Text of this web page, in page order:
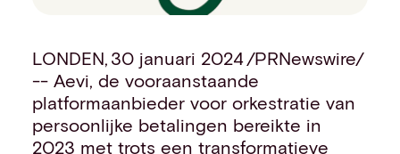
Contact info
LONDEN, 30 januari 2024 /PRNewswire/
-- Aevi, de vooraanstaande
platformaanbieder voor orkestratie van
persoonlijke betalingen bereikte in
2023 met trots een transformatieve